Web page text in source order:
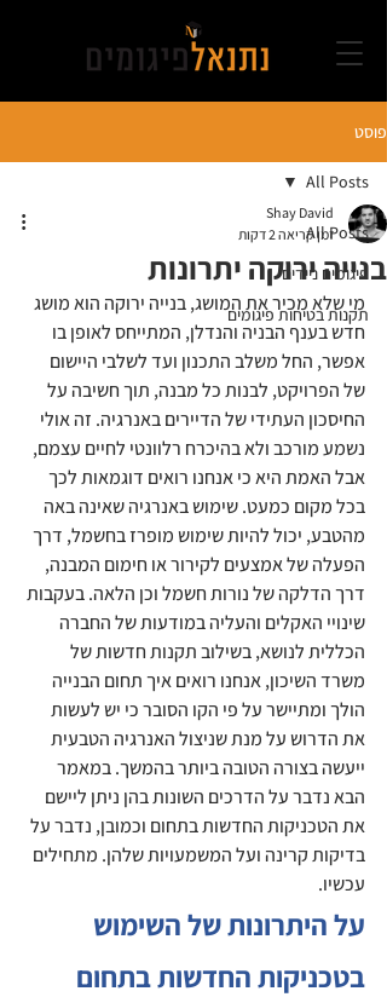
פוסט
All Posts
פיגומים ניידים
תקנות בטיחות פיגומים
All Posts
בנייה ירוקה יתרונות
Shay David
זמן קריאה 2 דקות
מי שלא מכיר את המושג, בנייה ירוקה הוא מושג
חדש בענף הבניה והנדלן, המתייחס לאופן בו
אפשר, החל משלב התכנון ועד לשלבי היישום
של הפרויקט, לבנות כל מבנה, תוך חשיבה על
החיסכון העתידי של הדיירים באנרגיה. זה אולי
נשמע מורכב ולא בהיכרח רלוונטי לחיים עצמם,
אבל האמת היא כי אנחנו רואים דוגמאות לכך
בכל מקום כמעט. שימוש באנרגיה שאינה באה
מהטבע, יכול להיות שימוש מופרז בחשמל, דרך
הפעלה של אמצעים לקירור או חימום המבנה,
דרך הדלקה של נורות חשמל וכן הלאה. בעקבות
שינויי האקלים והעליה במודעות של החברה
הכללית לנושא, בשילוב תקנות חדשות של
משרד השיכון, אנחנו רואים איך תחום הבנייה
הולך ומתיישר על פי הקו הסובר כי יש לעשות
את הדרוש על מנת שניצול האנרגיה הטבעית
ייעשה בצורה הטובה ביותר בהמשך. במאמר
הבא נדבר על הדרכים השונות בהן ניתן ליישם
את הטכניקות החדשות בתחום וכמובן, נדבר על
בדיקות קרינה ועל המשמעויות שלהן. מתחילים
עכשיו.
על היתרונות של השימוש
בטכניקות החדשות בתחום